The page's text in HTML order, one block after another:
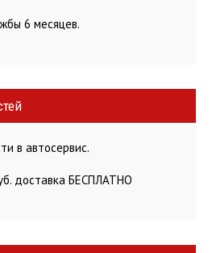
6 месяцев.
в автосервис.
доставка БЕСПЛАТНО